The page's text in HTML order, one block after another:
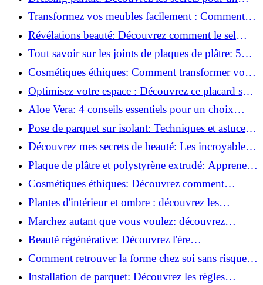
rangement optimal!
Transformez vos meubles facilement : Comment
installer des roulettes en un clin d'œil !
Révélations beauté: Découvrez comment le sel
transforme votre routine!
Tout savoir sur les joints de plaques de plâtre: 5
questions clés pour comprendre les fissures!
Cosmétiques éthiques: Comment transformer votre
routine beauté!
Optimisez votre espace : Découvrez ce placard sous
rampant à portes coulissantes!
Aloe Vera: 4 conseils essentiels pour un choix
parfait!
Pose de parquet sur isolant: Techniques et astuces
pour un sol parfait!
Découvrez mes secrets de beauté: Les incroyables
vertus du raisin!
Plaque de plâtre et polystyrène extrudé: Apprenez
à les coller efficacement!
Cosmétiques éthiques: Découvrez comment
transformer votre routine beauté!
Plantes d'intérieur et ombre : découvrez les
meilleures pour votre maison !
Marchez autant que vous voulez: découvrez
pourquoi c'est bénéfique!
Beauté régénérative: Découvrez l'ère
révolutionnaire de la cosmétique verte!
Comment retrouver la forme chez soi sans risque
de blessure: Techniques et conseils sûrs!
Installation de parquet: Découvrez les règles